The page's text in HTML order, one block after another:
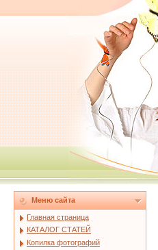
Меню сайта
Главная страница
КАТАЛОГ СТАТЕЙ
Копилка фотографий